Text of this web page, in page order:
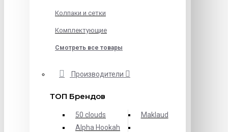
Колпаки и сетки
Комплектующие
Смотреть все товары
Производители
ТОП Брендов
50 clouds
Alpha Hookah
Maklaud